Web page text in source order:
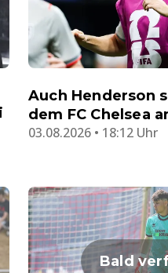
Auch Henderson
dem FC Chelsea
03.08.2026 • 18:12 Uhr
Bald